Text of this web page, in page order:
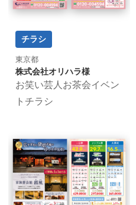
チラシ
東京都
株式会社オリハラ様
お笑い芸人お茶会イベン
トチラシ